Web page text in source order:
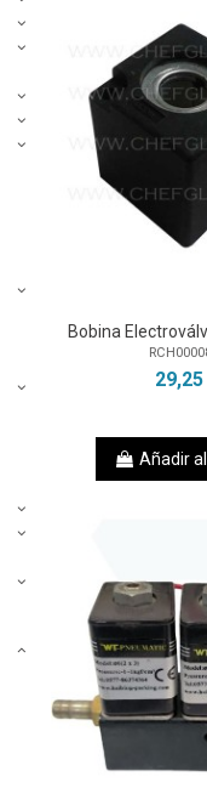
Bobina
Añadir